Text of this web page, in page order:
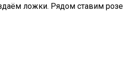
ложки. Рядом ставим